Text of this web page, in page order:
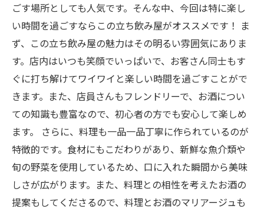
ごす場所としても人気です。そんな中、今回は特に楽し
い時間を過ごすならこの立ち飲み屋がオススメです！ ま
ず、この立ち飲み屋の魅力はその明るい雰囲気にありま
す。店内はいつも笑顔でいっぱいで、お客さん同士もす
ぐに打ち解けてワイワイと楽しい時間を過ごすことがで
きます。また、店員さんもフレンドリーで、お酒につい
ての知識も豊富なので、初心者の方でも安心して楽しめ
ます。 さらに、料理も一品一品丁寧に作られているのが
特徴的です。食材にもこだわりがあり、新鮮な魚介類や
旬の野菜を使用しているため、口に入れた瞬間から美味
しさが広がります。また、料理との相性を考えたお酒の
提案もしてくださるので、料理とお酒のマリアージュも